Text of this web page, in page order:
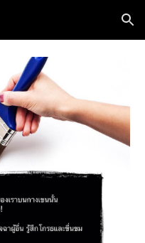
Skip to navigation